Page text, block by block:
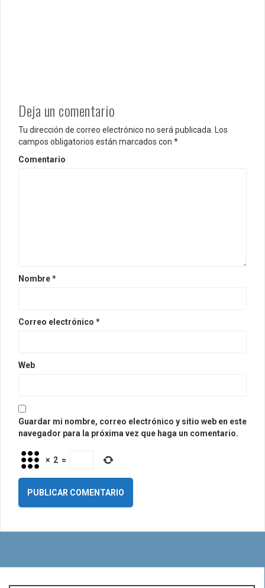
d
a
s
Deja un comentario
Tu dirección de correo electrónico no será publicada.
Los
campos obligatorios están marcados con *
Comentario
Nombre*
Correo electrónico *
Web
Guardar mi nombre, correo electrónico y sitio web en este
navegador para la próxima vez que haga un comentario.
× 2 =